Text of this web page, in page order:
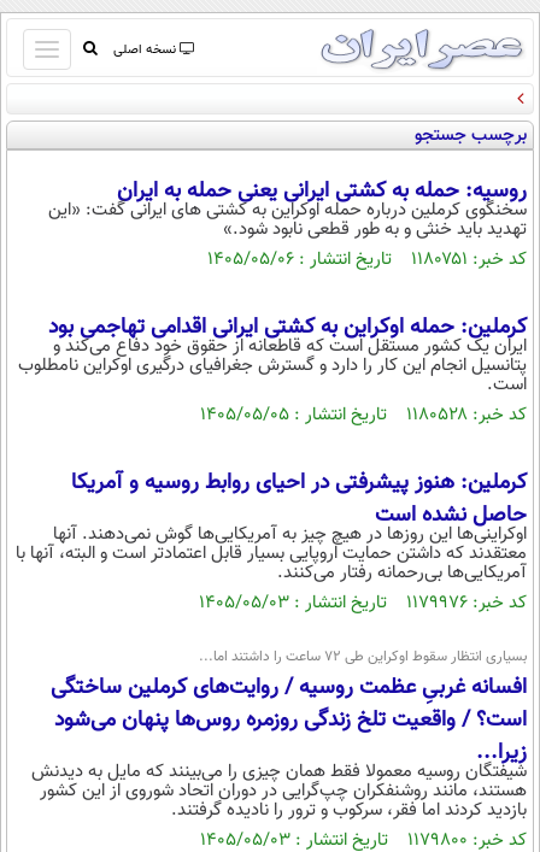
نسخه اصلی
باز
و
بسته
کردن
جستجو
نظرسنجی
آب و هوا
پیوند ها
سواد زندگی
اقتصاد
جامعه
حوادث
سلامت
محیط زیست
سفر و تفریح
بین الملل
فرهنگ و هنر
فناوری و It
علمی
قرآن
گوناگون
باشگاه مغز
مجله تصویری سلاح
اقتصاد
ورزش
عصر ایران 2
خواندنی ها و دیدنی ها
آموزش زبان
برچسب جستجو
روسیه: حمله به کشتی ایرانی یعنی حمله به ایران
سخنگوی کرملین درباره حمله اوکراین به کشتی های ایرانی گفت: «این
تهدید باید خنثی و به طور قطعی نابود شود.»
کد خبر: ۱۱۸۰۷۵۱ تاریخ انتشار : ۱۴۰۵/۰۵/۰۶
کرملین: حمله اوکراین به کشتی ایرانی اقدامی تهاجمی بود
ایران یک کشور مستقل است که قاطعانه از حقوق خود دفاع می‌کند و
پتانسیل انجام این کار را دارد و گسترش جغرافیای درگیری اوکراین نامطلوب
است.
کد خبر: ۱۱۸۰۵۲۸ تاریخ انتشار : ۱۴۰۵/۰۵/۰۵
کرملین: هنوز پیشرفتی در احیای روابط روسیه و آمریکا
حاصل نشده است
اوکراینی‌ها این روزها در هیچ چیز به آمریکایی‌ها گوش نمی‌دهند. آنها
معتقدند که داشتن حمایت اروپایی بسیار قابل اعتمادتر است و البته، آنها با
آمریکایی‌ها بی‌رحمانه رفتار می‌کنند.
کد خبر: ۱۱۷۹۹۷۶ تاریخ انتشار : ۱۴۰۵/۰۵/۰۳
بسیاری انتظار سقوط اوکراین طی 72 ساعت را داشتند اما...
افسانه غربیِ عظمت روسیه / روایت‌های کرملین ساختگی
است؟ / واقعیت تلخ زندگی روزمره روس‌ها پنهان می‌شود
زیرا...
شیفتگان روسیه معمولا فقط همان چیزی را می‌بینند که مایل به دیدنش
هستند، مانند روشنفکران چپ‌گرایی در دوران اتحاد شوروی از این کشور
بازدید کردند اما فقر، سرکوب و ترور را نادیده گرفتند.
کد خبر: ۱۱۷۹۸۰۰ تاریخ انتشار : ۱۴۰۵/۰۵/۰۳